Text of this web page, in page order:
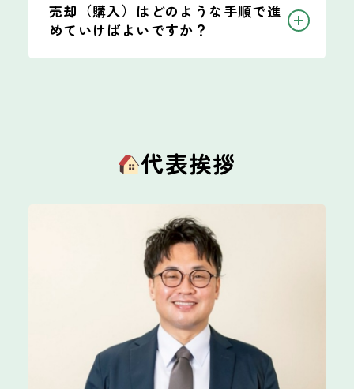
売却（購入）はどのような手順で進
めていけばよいですか？
代表挨拶